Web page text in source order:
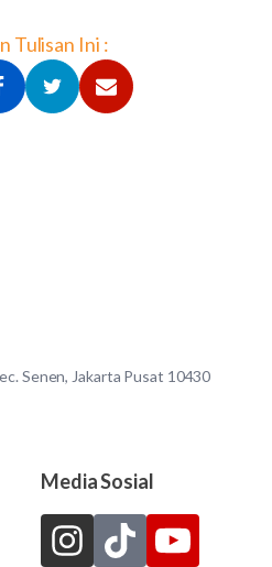
Tulisan Ini :
Senen, Jakarta Pusat 10430
Media Sosial